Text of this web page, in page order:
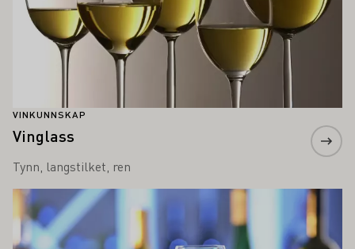
VINKUNNSKAP
Vinglass
Tynn, langstilket, ren
Lær mer om dette